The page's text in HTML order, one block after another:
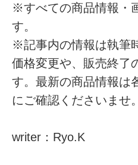
※すべての商品情報・
す。
※記事内の情報は執筆
価格変更や、販売終了
す。最新の商品情報は
にご確認くださいませ。
writer：Ryo.K